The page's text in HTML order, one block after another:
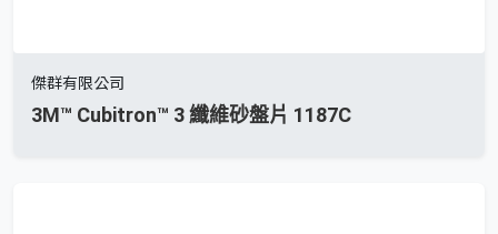
傑群有限公司
3M™ Cubitron™ 3 纖維砂盤片 1187C